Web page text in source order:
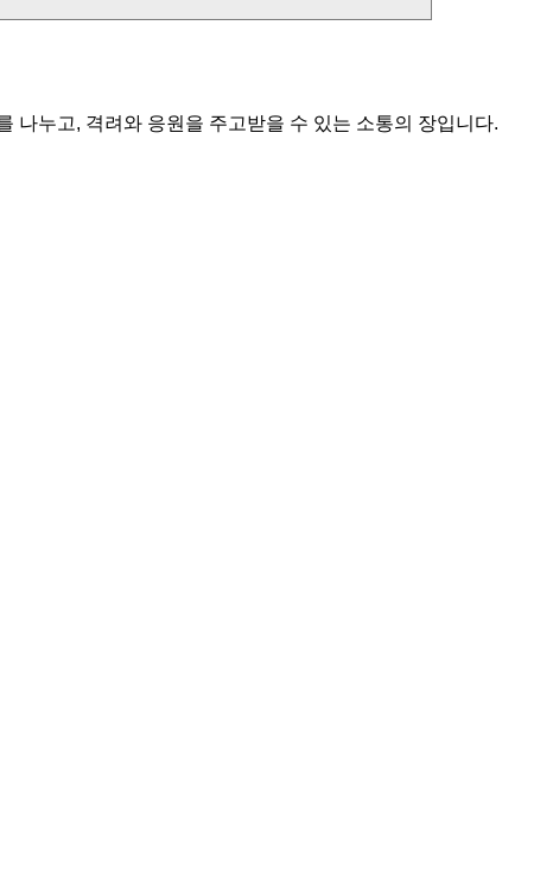
나누고, 격려와 응원을 주고받을 수 있는 소통의 장입니다.